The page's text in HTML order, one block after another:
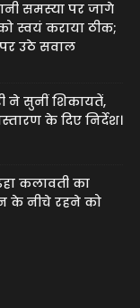
समस्या पर जागे
स्वयं कराया ठीक;
पर उठे सवाल
ने सुनीं शिकायतें,
के दिए निर्देश।
कलावती का
के नीचे रहने को